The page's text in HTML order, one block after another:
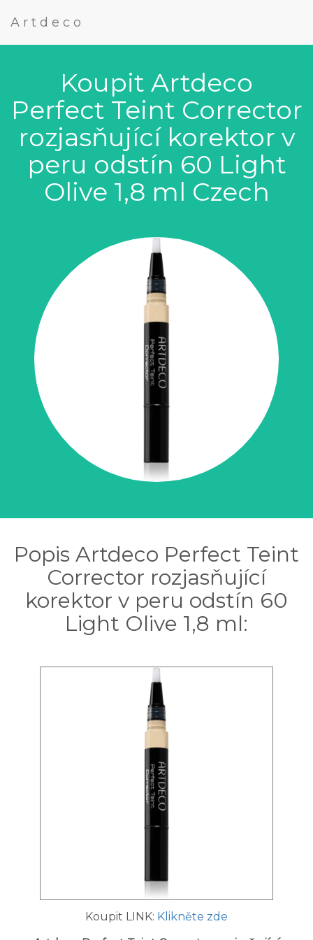
Artdeco
Koupit Artdeco
Perfect Teint Corrector
rozjasňující korektor v
peru odstín 60 Light
Olive 1,8 ml Czech
Popis Artdeco Perfect Teint
Corrector rozjasňující
korektor v peru odstín 60
Light Olive 1,8 ml:
Koupit LINK: Klikněte zde